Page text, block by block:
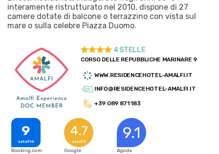
interamente ristrutturato nel 2010, dispone di 27
camere dotate di balcone o terrazzino con vista sul
mare o sulla celebre Piazza Duomo.
4 STELLE
CORSO DELLE REPUBBLICHE MARINARE 9
WWW.RESIDENCEHOTEL-AMALFI.IT
INFO@RESIDENCEHOTEL-AMALFI.IT
+39 089 871 183
9
out of 10
Booking.com
4.7
out of 5
Google
9.1
Agoda